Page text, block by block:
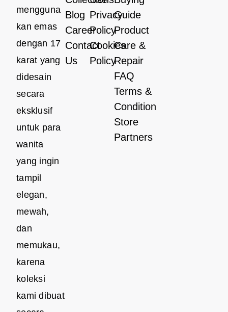
mengguna
kan emas
dengan 17
karat yang
didesain
secara
eksklusif
untuk para
wanita
yang ingin
tampil
elegan,
mewah,
dan
memukau,
karena
koleksi
kami dibuat
Blog
Career
Contact
Us
Privacy
Policy
Cookies
Policy
Guide
Product
Care &
Repair
FAQ
Terms &
Condition
Store
Partners